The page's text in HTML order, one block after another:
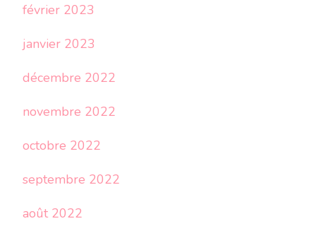
février 2023
janvier 2023
décembre 2022
novembre 2022
octobre 2022
septembre 2022
août 2022